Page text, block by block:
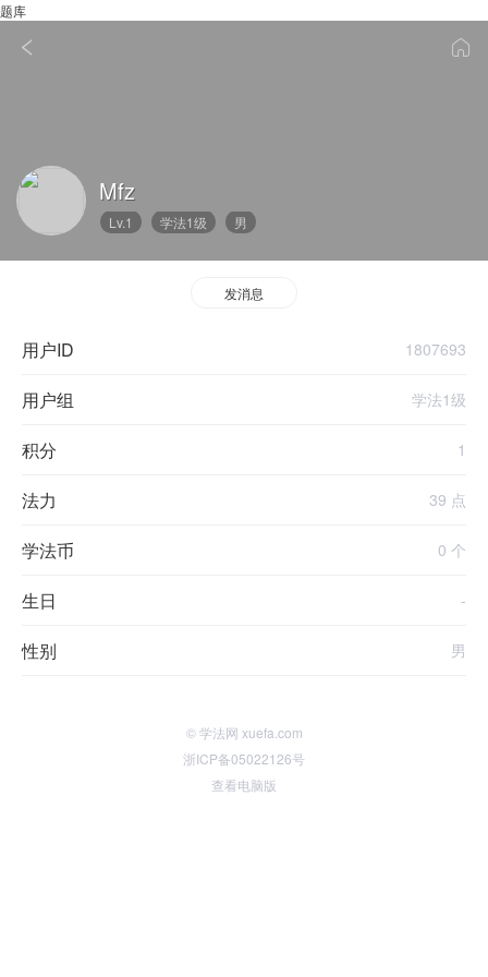
题库
Mfz
Lv.1 学法1级 男
发消息
用户ID 1807693
用户组 学法1级
积分 1
法力 39 点
学法币 0 个
生日 -
性别 男
© 学法网 xuefa.com
浙ICP备05022126号
查看电脑版